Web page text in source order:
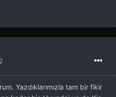
Yazdıklarımızla tam bir fikir